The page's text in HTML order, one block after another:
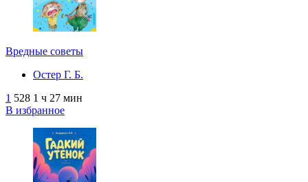
Вредные советы
Остер Г. Б.
1 528 1 ч 27 мин
В избранное